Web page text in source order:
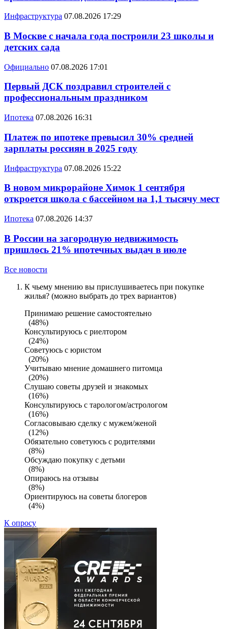
Инфраструктура 07.08.2026 17:29
В Москве с начала года построили 23 школы и
детских сада
Официально 07.08.2026 17:01
Первый ДСК поздравил строителей с
профессиональным праздником
Ипотека 07.08.2026 16:31
Платеж по ипотеке превысил 30% средней
зарплаты россиян в 2025 году
Инфраструктура 07.08.2026 15:22
В новом микрорайоне Химок 1 сентября
откроется школа с бассейном на 1,1 тысячу мест
Ипотека 07.08.2026 14:37
В России на загородную недвижимость
пришлось 21% ипотечных выдач в июле
Все новости
К чьему мнению вы прислушиваетесь при покупке
жилья? (можно выбрать до трех вариантов)
Принимаю решение самостоятельно
(48%)
Консультируюсь с риелтором
(24%)
Советуюсь с юристом
(20%)
Учитываю мнение домашнего питомца
(20%)
Слушаю советы друзей и знакомых
(16%)
Консультируюсь с тарологом/астрологом
(16%)
Согласовываю сделку с мужем/женой
(12%)
Обязательно советуюсь с родителями
(8%)
Обсуждаю покупку с детьми
(8%)
Опираюсь на отзывы
(8%)
Ориентируюсь на советы блогеров
(4%)
К опросу